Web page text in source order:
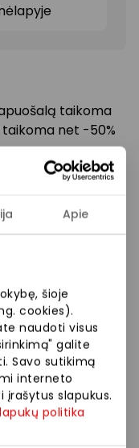
Apie
šioje
cookies).
naudoti visus
galite
Savo sutikimą
interneto
slapukus.
politika
taikoma
net -50%
su
ženklams.
teikėjai
jų
Stengiamės
tačiau,